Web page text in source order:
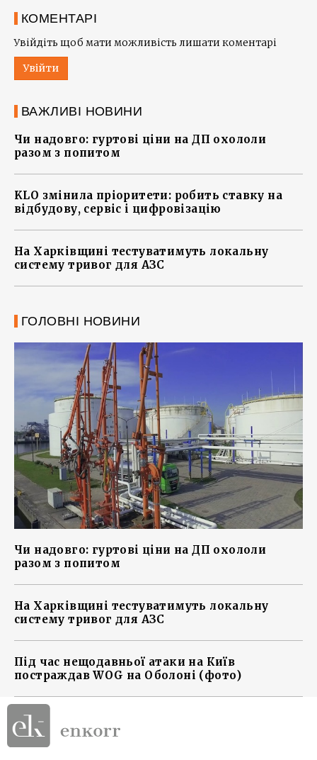
КОМЕНТАРІ
Увійдіть щоб мати можливість лишати коментарі
Увійти
ВАЖЛИВІ НОВИНИ
Чи надовго: гуртові ціни на ДП охололи
разом з попитом
KLO змінила пріоритети: робить ставку на
відбудову, сервіс і цифровізацію
На Харківщині тестуватимуть локальну
систему тривог для АЗС
ГОЛОВНІ НОВИНИ
Чи надовго: гуртові ціни на ДП охололи
разом з попитом
На Харківщині тестуватимуть локальну
систему тривог для АЗС
Під час нещодавньої атаки на Київ
постраждав WOG на Оболоні (фото)